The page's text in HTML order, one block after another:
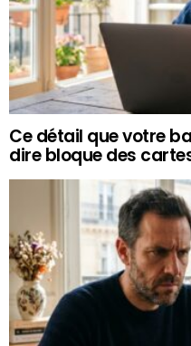
Ce détail que votre
dire bloque des